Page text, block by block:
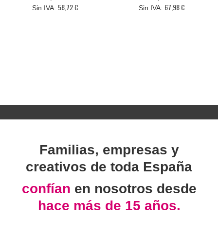
58,72 € 67,98 €
Familias, empresas y
creativos de toda España
confían en nosotros desde
hace más de 15 años.